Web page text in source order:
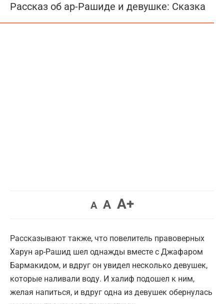
Рассказ об ар-Рашиде и девушке: Сказка
AУменьшить
AВернуть
A+Увеличить
Рассказывают также, что повелитель правоверных
Харун ар-Рашид шел однажды вместе с Джафаром
Бармакидом, и вдруг он увидел несколько девушек,
которые наливали воду. И халиф подошел к ним,
желая напиться, и вдруг одна из девушек обернулась